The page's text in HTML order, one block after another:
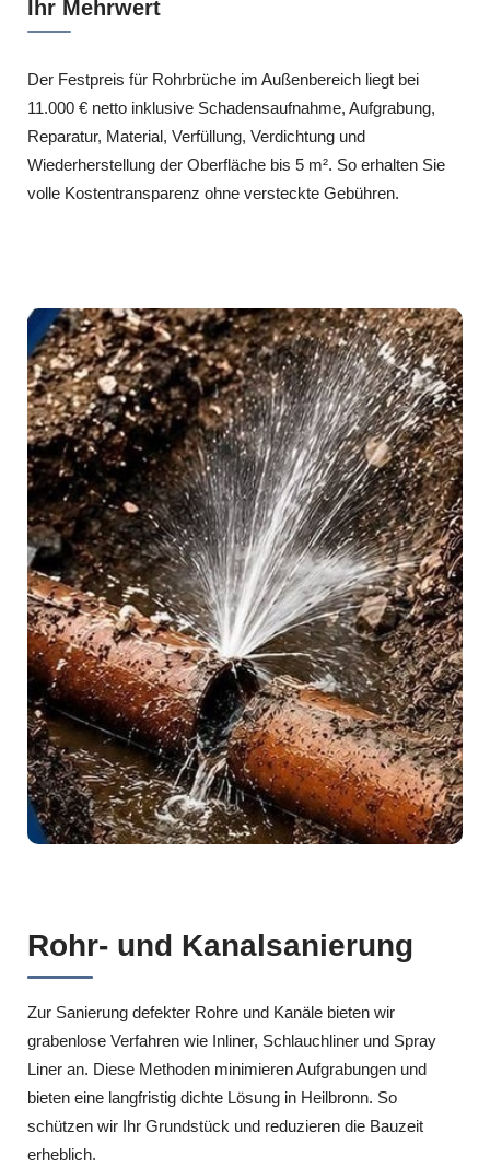
Ihr Mehrwert
Der Festpreis für Rohrbrüche im Außenbereich liegt bei
11.000 € netto inklusive Schadensaufnahme, Aufgrabung,
Reparatur, Material, Verfüllung, Verdichtung und
Wiederherstellung der Oberfläche bis 5 m². So erhalten Sie
volle Kostentransparenz ohne versteckte Gebühren.
Rohr- und Kanalsanierung
Zur Sanierung defekter Rohre und Kanäle bieten wir
grabenlose Verfahren wie Inliner, Schlauchliner und Spray
Liner an. Diese Methoden minimieren Aufgrabungen und
bieten eine langfristig dichte Lösung in Heilbronn. So
schützen wir Ihr Grundstück und reduzieren die Bauzeit
erheblich.